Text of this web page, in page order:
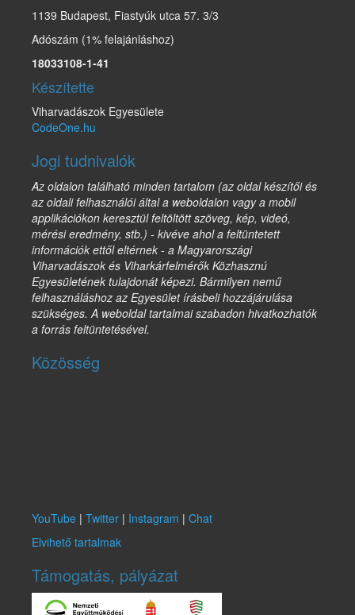
1139 Budapest, Fiastyúk utca 57. 3/3
Adószám (1% felajánláshoz)
18033108-1-41
Készítette
Viharvadászok Egyesülete
CodeOne.hu
Jogi tudnivalók
Az oldalon található minden tartalom (az oldal készítői és
az oldali felhasználói által a weboldalon vagy a mobil
applikációkon keresztül feltöltött szöveg, kép, videó,
mérési eredmény, stb.) - kivéve ahol a feltüntetett
információk ettől eltérnek - a Magyarországi
Viharvadászok és Viharkárfelmérők Közhasznú
Egyesületének tulajdonát képezi. Bármilyen nemű
felhasználáshoz az Egyesület írásbeli hozzájárulása
szükséges. A weboldal tartalmai szabadon hivatkozhatók
a forrás feltüntetésével.
Közösség
YouTube | Twitter | Instagram | Chat
Elvihető tartalmak
Támogatás, pályázat